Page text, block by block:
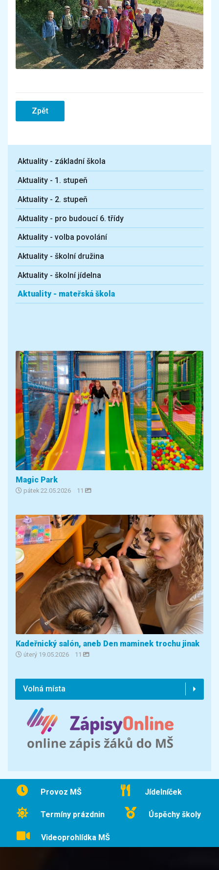
Aktuality - základní škola
Aktuality - 1. stupeň
Aktuality - 2. stupeň
Aktuality - pro budoucí 6. třídy
Aktuality - volba povolání
Aktuality - školní družina
Aktuality - školní jídelna
Aktuality - mateřská škola
Magic Park
pátek 22.05.2026 | 11
Kadeřnický salón, aneb Den maminek trochu jinak
úterý 19.05.2026 | 11
Volná místa
Zpět
Provoz MŠ Jídelníček
Termíny prázdnin Úspěchy školy
Videoprohlídka MŠ